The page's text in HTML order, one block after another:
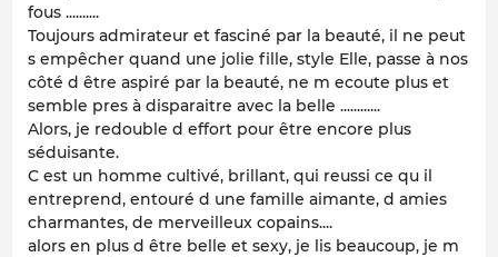
fous ..........
Toujours admirateur et fasciné par la beauté, il ne peut
s empêcher quand une jolie fille, style Elle, passe à nos
côté d être aspiré par la beauté, ne m ecoute plus et
semble pres à disparaitre avec la belle ............
Alors, je redouble d effort pour être encore plus
séduisante.
C est un homme cultivé, brillant, qui reussi ce qu il
entreprend, entouré d une famille aimante, d amies
charmantes, de merveilleux copains....
alors en plus d être belle et sexy, je lis beaucoup, je m